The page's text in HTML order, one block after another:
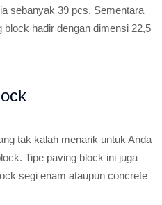
sebanyak 39 pcs. Sementara
hadir dengan dimensi 22,5
tak kalah menarik untuk Anda
Tipe paving block ini juga
segi enam ataupun concrete